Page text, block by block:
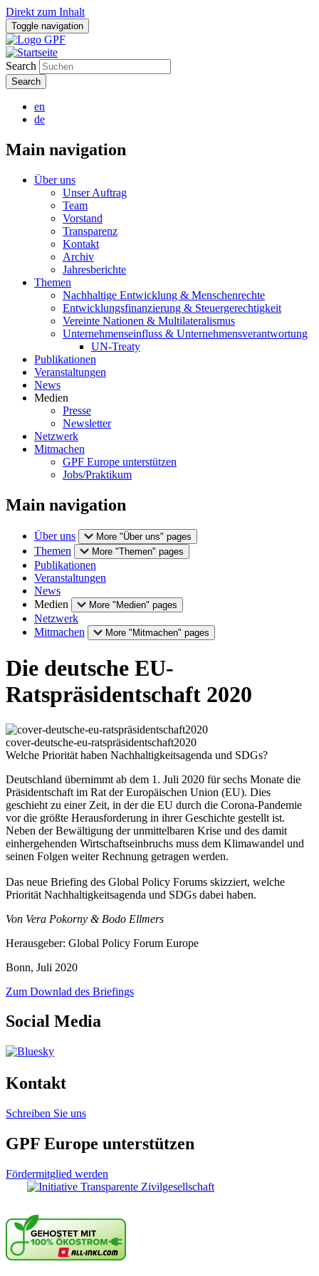
Direkt zum Inhalt
Toggle navigation
Search
en
de
Main navigation
Über uns
Unser Auftrag
Team
Vorstand
Transparenz
Kontakt
Archiv
Jahresberichte
Themen
Nachhaltige Entwicklung & Menschenrechte
Entwicklungsfinanzierung & Steuergerechtigkeit
Vereinte Nationen & Multilateralismus
Unternehmenseinfluss & Unternehmensverantwortung
UN-Treaty
Publikationen
Veranstaltungen
News
Medien
Presse
Newsletter
Netzwerk
Mitmachen
GPF Europe unterstützen
Jobs/Praktikum
Main navigation
Über uns More "Über uns" pages
Themen More "Themen" pages
Publikationen
Veranstaltungen
News
Medien
More "Medien" pages
Netzwerk
Mitmachen
More "Mitmachen" pages
Die deutsche EU-
Ratspräsidentschaft 2020
cover-deutsche-eu-ratspräsidentschaft2020
Welche Priorität haben Nachhaltigkeitsagenda und SDGs?
Deutschland übernimmt ab dem 1. Juli 2020 für sechs Monate die
Präsidentschaft im Rat der Europäischen Union (EU). Dies
geschieht zu einer Zeit, in der die EU durch die Corona-Pandemie
vor die größte Herausforderung in ihrer Geschichte gestellt ist.
Neben der Bewältigung der unmittelbaren Krise und des damit
einhergehenden Wirtschaftseinbruchs muss dem Klimawandel und
seinen Folgen weiter Rechnung getragen werden.
Das neue Briefing des Global Policy Forums skizziert, welche
Priorität Nachhaltigkeitsagenda und SDGs dabei haben.
Von Vera Pokorny & Bodo Ellmers
Herausgeber: Global Policy Forum Europe
Bonn, Juli 2020
Zum Downlad des Briefings
Social Media
Kontakt
Schreiben Sie uns
GPF Europe unterstützen
Fördermitglied werden